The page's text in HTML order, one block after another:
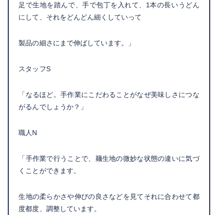
足で生地を踏んで、手で包丁を入れて、1本の長いうどん
にして、それをどんどん細くしていって
製品の細さにまで伸ばしています。」
スタッフS
「なるほど。手作業にこだわることがなぜ美味しさにつな
がるんでしょうか？」
職人N
「手作業で行うことで、麺生地の微妙な状態の違いに気づ
くことができます。
生地の柔らかさや伸びの良さなどを見てそれに合わせて都
度都度、調整しています。